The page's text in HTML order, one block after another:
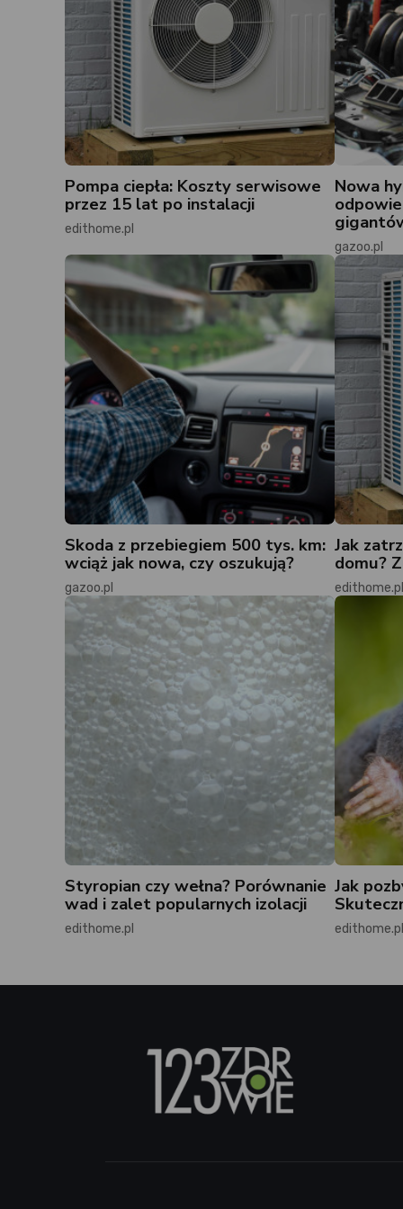
Pompa ciepła: Koszty serwisowe
przez 15 lat po instalacji
edithome.pl
Nowa
gazoo.pl
Skoda z przebiegiem 500 tys. km:
wciąż jak nowa, czy oszukują?
gazoo.pl
Jak
domu?
edithome.pl
Styropian czy wełna? Porównanie
wad i zalet popularnych izolacji
edithome.pl
Jak
edithome.pl